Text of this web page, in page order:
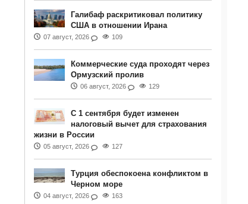
Галибаф раскритиковал политику
США в отношении Ирана
07 август, 2026 109
Коммерческие суда проходят через
Ормузский пролив
06 август, 2026 129
С 1 сентября будет изменен
налоговый вычет для страхования
жизни в России
05 август, 2026 127
Турция обеспокоена конфликтом в
Черном море
04 август, 2026 163